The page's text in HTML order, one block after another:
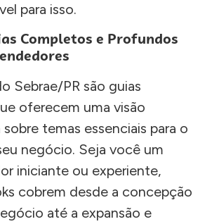
para isso.
Completos e Profundos
Sebrae/PR são guias
oferecem uma visão
temas essenciais para o
negócio. Seja você um
iniciante ou experiente,
cobrem desde a concepção
até a expansão e